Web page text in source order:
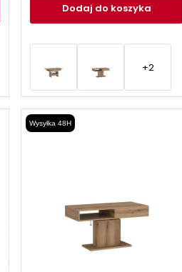
Dodaj do koszyka
+2
Wysyłka 48H